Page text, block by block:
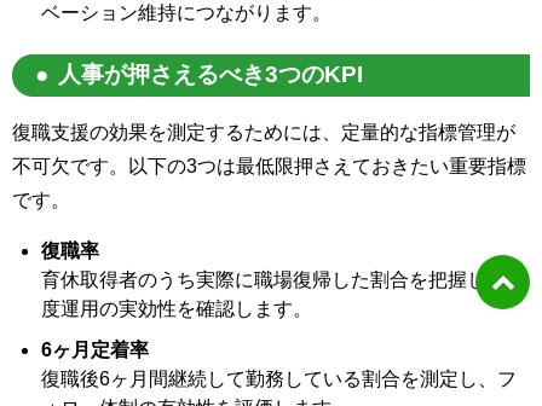
ベーション維持につながります。
人事が押さえるべき3つのKPI
復職支援の効果を測定するためには、定量的な指標管理が
不可欠です。以下の3つは最低限押さえておきたい重要指標
です。
復職率
育休取得者のうち実際に職場復帰した割合を把握し、制
度運用の実効性を確認します。
6ヶ月定着率
復職後6ヶ月間継続して勤務している割合を測定し、フ